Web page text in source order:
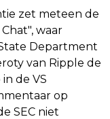
zet meteen de
waar
Department
van Ripple de
de VS
op
SEC niet